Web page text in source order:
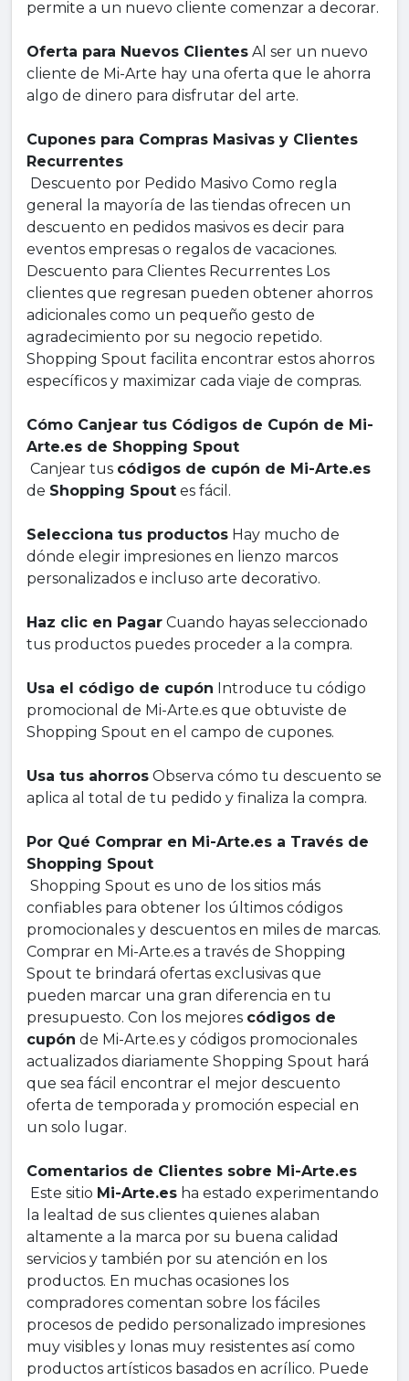
permite a un nuevo cliente comenzar a decorar.
Oferta para Nuevos Clientes Al ser un nuevo
cliente de Mi-Arte hay una oferta que le ahorra
algo de dinero para disfrutar del arte.
Cupones para Compras Masivas y Clientes
Recurrentes
Descuento por Pedido Masivo Como regla
general la mayoría de las tiendas ofrecen un
descuento en pedidos masivos es decir para
eventos empresas o regalos de vacaciones.
Descuento para Clientes Recurrentes Los
clientes que regresan pueden obtener ahorros
adicionales como un pequeño gesto de
agradecimiento por su negocio repetido.
Shopping Spout facilita encontrar estos ahorros
específicos y maximizar cada viaje de compras.
Cómo Canjear tus Códigos de Cupón de Mi-
Arte.es de Shopping Spout
Canjear tus códigos de cupón de Mi-Arte.es
de Shopping Spout es fácil.
Selecciona tus productos Hay mucho de
dónde elegir impresiones en lienzo marcos
personalizados e incluso arte decorativo.
Haz clic en Pagar Cuando hayas seleccionado
tus productos puedes proceder a la compra.
Usa el código de cupón Introduce tu código
promocional de Mi-Arte.es que obtuviste de
Shopping Spout en el campo de cupones.
Usa tus ahorros Observa cómo tu descuento se
aplica al total de tu pedido y finaliza la compra.
Por Qué Comprar en Mi-Arte.es a Través de
Shopping Spout
Shopping Spout es uno de los sitios más
confiables para obtener los últimos códigos
promocionales y descuentos en miles de marcas.
Comprar en Mi-Arte.es a través de Shopping
Spout te brindará ofertas exclusivas que
pueden marcar una gran diferencia en tu
presupuesto. Con los mejores códigos de
cupón de Mi-Arte.es y códigos promocionales
actualizados diariamente Shopping Spout hará
que sea fácil encontrar el mejor descuento
oferta de temporada y promoción especial en
un solo lugar.
Comentarios de Clientes sobre Mi-Arte.es
Este sitio Mi-Arte.es ha estado experimentando
la lealtad de sus clientes quienes alaban
altamente a la marca por su buena calidad
servicios y también por su atención en los
productos. En muchas ocasiones los
compradores comentan sobre los fáciles
procesos de pedido personalizado impresiones
muy visibles y lonas muy resistentes así como
productos artísticos basados en acrílico. Puede